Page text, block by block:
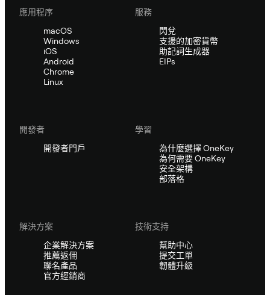
應用程序
macOS
Windows
iOS
Android
Chrome
Linux
服務
閃兌
支援的加密貨幣
助記詞生成器
EIPs
開發者
開發者門戶
學習
為什麼選擇 OneKey
為何需要 OneKey
安全架構
部落格
解決方案
企業解決方案
推薦返佣
聯名產品
官方經銷商
技術支持
幫助中心
提交工單
韌體升級